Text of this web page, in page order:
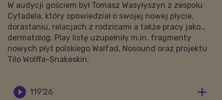
W audycji gościem był Tomasz Wasyłyszyn z zespołu
Cytadela, który opowiedział o swojej nowej płycie,
dorastaniu, relacjach z rodzicami a także pracy jako…
dermatolog. Play listę uzupełniły m.in. fragmenty
nowych płyt polskiego Walfad, Nosound oraz projektu
Tilo Wolffa-Snakeskin.
 119'26 